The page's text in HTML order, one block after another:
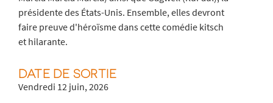
présidente des États-Unis. Ensemble, elles devront
faire preuve d'héroïsme dans cette comédie kitsch
et hilarante.
DATE DE SORTIE
Vendredi 12 juin, 2026